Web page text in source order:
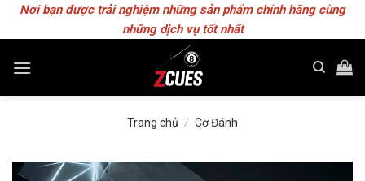
SkipNơi bạn được trải nghiệm những sản phẩm chính hãng cùng
những dịch vụ tốt nhất
Trang chủ / Cơ Đánh